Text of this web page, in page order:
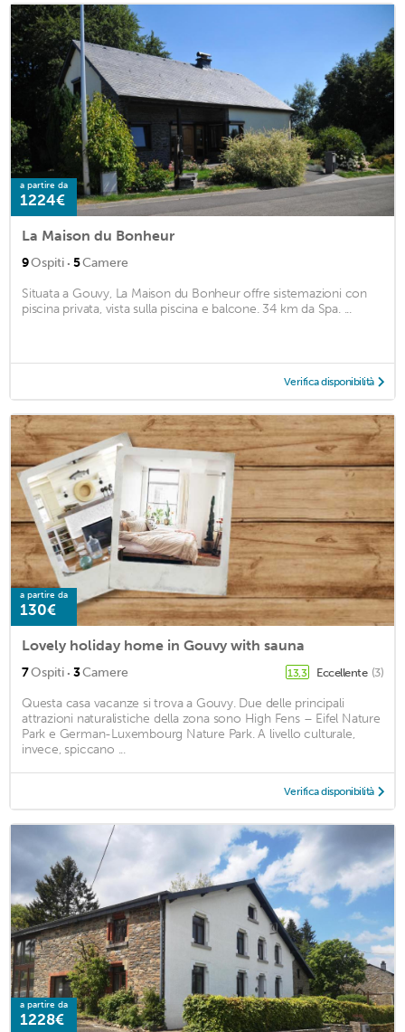
a partire da
1224€
La Maison du Bonheur
9Ospiti · 5Camere
Situata a Gouvy, La Maison du Bonheur offre sistemazioni con
piscina privata, vista sulla piscina e balcone. 34 km da Spa. ...
Verifica disponibilità
a partire da
130€
Lovely holiday home in Gouvy with sauna
7Ospiti · 3Camere 13,3 Eccellente (3)
Questa casa vacanze si trova a Gouvy. Due delle principali
attrazioni naturalistiche della zona sono High Fens – Eifel Nature
Park e German-Luxembourg Nature Park. A livello culturale,
invece, spiccano ...
Verifica disponibilità
a partire da
1228€